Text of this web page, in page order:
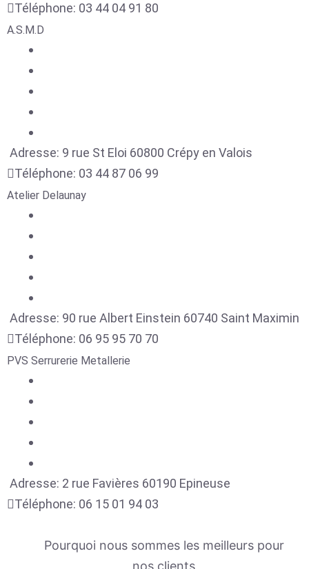
Téléphone: 03 44 04 91 80
A.S.M.D
Adresse: 9 rue St Eloi 60800 Crépy en Valois
Téléphone: 03 44 87 06 99
Atelier Delaunay
Adresse: 90 rue Albert Einstein 60740 Saint Maximin
Téléphone: 06 95 95 70 70
PVS Serrurerie Metallerie
Adresse: 2 rue Favières 60190 Epineuse
Téléphone: 06 15 01 94 03
Pourquoi nous sommes les meilleurs pour